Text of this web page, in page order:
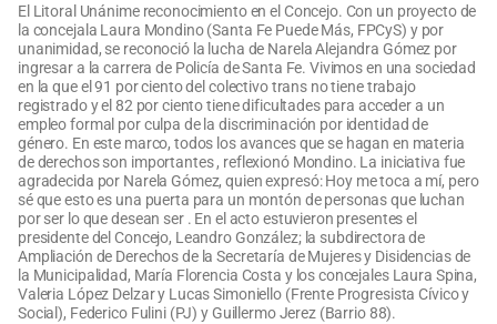
El Litoral Unánime reconocimiento en el Concejo. Con un proyecto de
la concejala Laura Mondino (Santa Fe Puede Más, FPCyS) y por
unanimidad, se reconoció la lucha de Narela Alejandra Gómez por
ingresar a la carrera de Policía de Santa Fe. Vivimos en una sociedad
en la que el 91 por ciento del colectivo trans no tiene trabajo
registrado y el 82 por ciento tiene dificultades para acceder a un
empleo formal por culpa de la discriminación por identidad de
género. En este marco, todos los avances que se hagan en materia
de derechos son importantes , reflexionó Mondino. La iniciativa fue
agradecida por Narela Gómez, quien expresó: Hoy me toca a mí, pero
sé que esto es una puerta para un montón de personas que luchan
por ser lo que desean ser . En el acto estuvieron presentes el
presidente del Concejo, Leandro González; la subdirectora de
Ampliación de Derechos de la Secretaría de Mujeres y Disidencias de
la Municipalidad, María Florencia Costa y los concejales Laura Spina,
Valeria López Delzar y Lucas Simoniello (Frente Progresista Cívico y
Social), Federico Fulini (PJ) y Guillermo Jerez (Barrio 88).